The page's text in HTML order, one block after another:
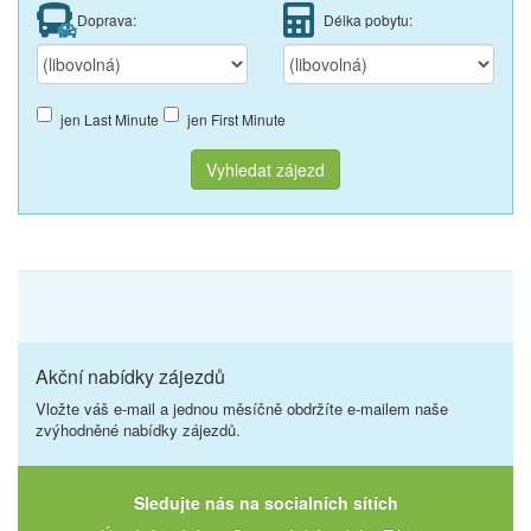
Doprava: Délka pobytu:
jen Last Minute jen First Minute
Vyhledat zájezd
Akční nabídky zájezdů
Vložte váš e-mail a jednou měsíčně obdržíte e-mailem naše
zvýhodněné nabídky zájezdů.
Sledujte nás na socialních sítích